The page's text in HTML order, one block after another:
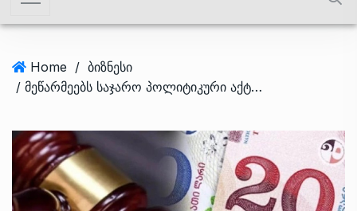
Home / ბიზნესი
/ მეწარმეებს საჯარო პოლიტიკური აქტივობა აეკრძალათ